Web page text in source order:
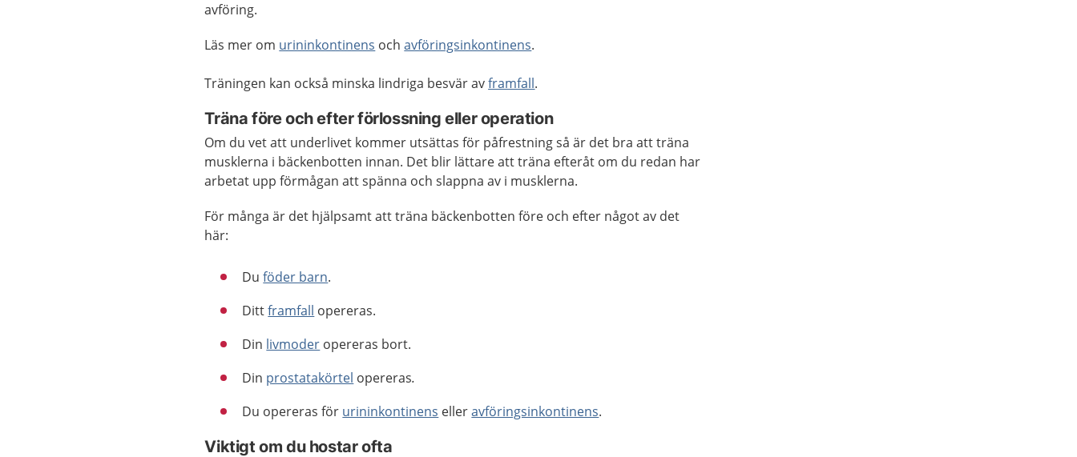
avföring.
Läs mer om urininkontinens ochavföringsinkontinens.
Träningen kan också minska lindriga besvär avframfall.
Träna före och efter förlossning eller operation
Om du vet att underlivet kommer utsättas för påfrestning så är det bra att träna
musklerna i bäckenbotten innan. Det blir lättare att träna efteråt om du redan har
arbetat upp förmågan att spänna och slappna av i musklerna.
För många är det hjälpsamt att träna bäckenbotten före och efter något av det
här:
Duföder barn.
Dittframfall opereras.
Din livmoder opereras bort.
Din prostatakörtel opereras.
Du opereras för urininkontinens elleravföringsinkontinens.
Viktigt om du hostar ofta